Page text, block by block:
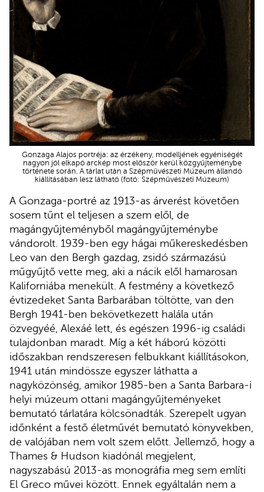
Gonzaga Alajos portréja: az érzékeny, modelljének egyéniségét
nagyon jól elkapó arckép most először kerül közgyűjteménybe
története során. A tárlat után a Szépművészeti Múzeum állandó
kiállításában lesz látható (fotó: Szépművészeti Múzeum)
A Gonzaga-portré az 1913-as árverést követően
sosem tűnt el teljesen a szem elől, de
magángyűjteményből magángyűjteménybe
vándorolt. 1939-ben egy hágai műkereskedésben
Leo van den Bergh gazdag, zsidó származású
műgyűjtő vette meg, aki a nácik elől hamarosan
Kaliforniába menekült. A festmény a következő
évtizedeket Santa Barbarában töltötte, van den
Bergh 1941-ben bekövetkezett halála után
özvegyéé, Alexáé lett, és egészen 1996-ig családi
tulajdonban maradt. Míg a két háború közötti
időszakban rendszeresen felbukkant kiállításokon,
1941 után mindössze egyszer láthatta a
nagyközönség, amikor 1985-ben a Santa Barbara-i
helyi múzeum ottani magángyűjteményeket
bemutató tárlatára kölcsönadták. Szerepelt ugyan
időnként a festő életművét bemutató könyvekben,
de valójában nem volt szem előtt. Jellemző, hogy a
Thames & Hudson kiadónál megjelent,
nagyszabású 2013-as monográfia meg sem említi
El Greco művei között. Ennek egyáltalán nem a